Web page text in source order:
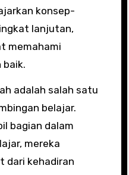
konsep-
lanjutan,
memahami
baik.
adalah salah satu
belajar.
bagian dalam
mereka
dari kehadiran